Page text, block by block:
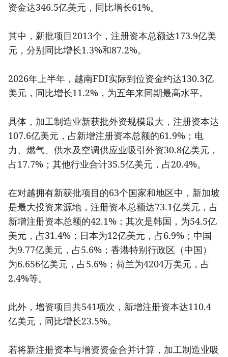
资金达346.5亿美元，同比增长61%。
其中，新批项目2013个，注册资本总额达173.9亿美
元，分别同比增长1.3%和87.2%。
2026年上半年，越南FDI实际到位资金约达130.3亿
美元，同比增长11.2%，为五年来同期最高水平。
具体，加工制造业新获批外资规模最大，注册资本达
107.6亿美元，占新增注册资本总额的61.9%；电
力、燃气、供水及空调供应业吸引外资30.8亿美元，
占17.7%；其他行业合计35.5亿美元，占20.4%。
在对越拥有新获批项目的63个国家和地区中，新加坡
是最大投资来源地，注册资本总额达73.1亿美元，占
新增注册资本总额的42.1%；其次是韩国，为54.5亿
美元，占31.4%；日本为12亿美元，占6.9%；中国
为9.77亿美元，占5.6%；香港特别行政区（中国）
为6.656亿美元，占5.6%；荷兰为4204万美元，占
2.4%等。
此外，增资项目共541项次，新增注册资本达110.4
亿美元，同比增长23.5%。
若将新注册资本与增资资金合并计算，加工制造业吸